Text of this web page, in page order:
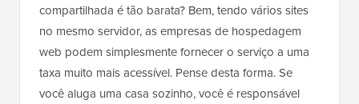
compartilhada é tão barata? Bem, tendo vários sites
no mesmo servidor, as empresas de hospedagem
web podem simplesmente fornecer o serviço a uma
taxa muito mais acessível. Pense desta forma. Se
você aluga uma casa sozinho, você é responsável